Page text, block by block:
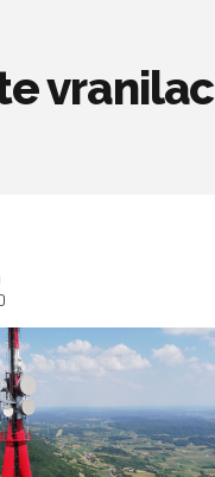
vranilac